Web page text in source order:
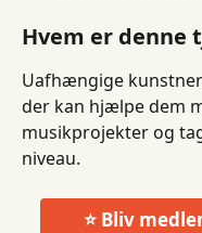
Hvem er denne
Uafhængige
der kan hjælpe dem
musikprojekter og
niveau.
⭐ Bliv